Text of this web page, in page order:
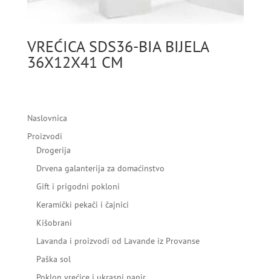
VREĆICA SDS36-BIA BIJELA
36X12X41 CM
Naslovnica
Proizvodi
Drogerija
Drvena galanterija za domaćinstvo
Gift i prigodni pokloni
Keramički pekači i čajnici
Kišobrani
Lavanda i proizvodi od Lavande iz Provanse
Paška sol